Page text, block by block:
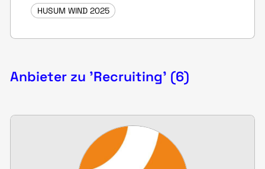
HUSUM WIND 2025
Anbieter zu 'Recruiting' (6)